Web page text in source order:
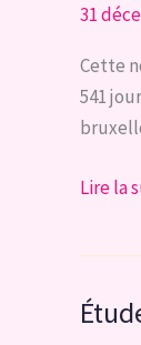
?
sur
la
31
Cette
541
Note
|
Lire la